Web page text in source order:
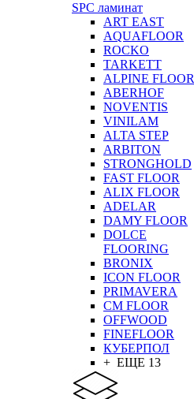
SPC ламинат
ART EAST
AQUAFLOOR
ROCKO
TARKETT
ALPINE FLOOR
ABERHOF
NOVENTIS
VINILAM
ALTA STEP
ARBITON
STRONGHOLD
FAST FLOOR
ALIX FLOOR
ADELAR
DAMY FLOOR
DOLCE
FLOORING
BRONIX
ICON FLOOR
PRIMAVERA
CM FLOOR
OFFWOOD
FINEFLOOR
КУБЕРПОЛ
+ ЕЩЕ 13